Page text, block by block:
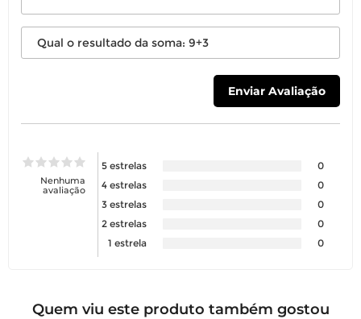
Nenhuma
avaliação
5 estrelas
0
4 estrelas
0
3 estrelas
0
2 estrelas
0
1 estrela
0
Quem viu este produto também gostou